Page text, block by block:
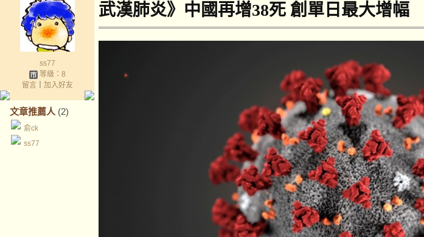
ss77
等級：8
留言｜ 加入好友
文章推薦人 (2)
俞ck
ss77
武漢肺炎》中國再增38死 創單日最大增幅